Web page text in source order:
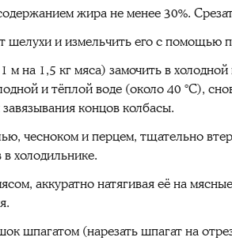
жира не менее 30%.
шелухи и измельчить его с помощью
м на 1,5 кг мяса) замочить в
и тёплой воде (около 40 °C),
концов колбасы.
чесноком и перцем, тщательно
холодильнике.
аккуратно натягивая её на
шпагатом (нарезать шпагат на